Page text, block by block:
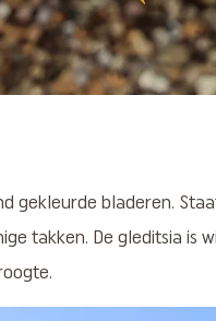
gekleurde bladeren.
takken. De gleditsia is